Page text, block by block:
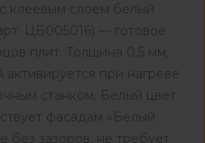
клеевым слоем белый
ЦБ005016) — готовое
плит. Толщина 0,5 мм,
при нагреве
станком. Белый цвет
фасадам «Белый
без зазоров, не требует